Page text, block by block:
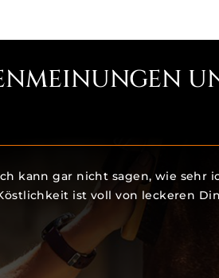
kann gar nicht sagen, wie sehr
ist voll von leckeren